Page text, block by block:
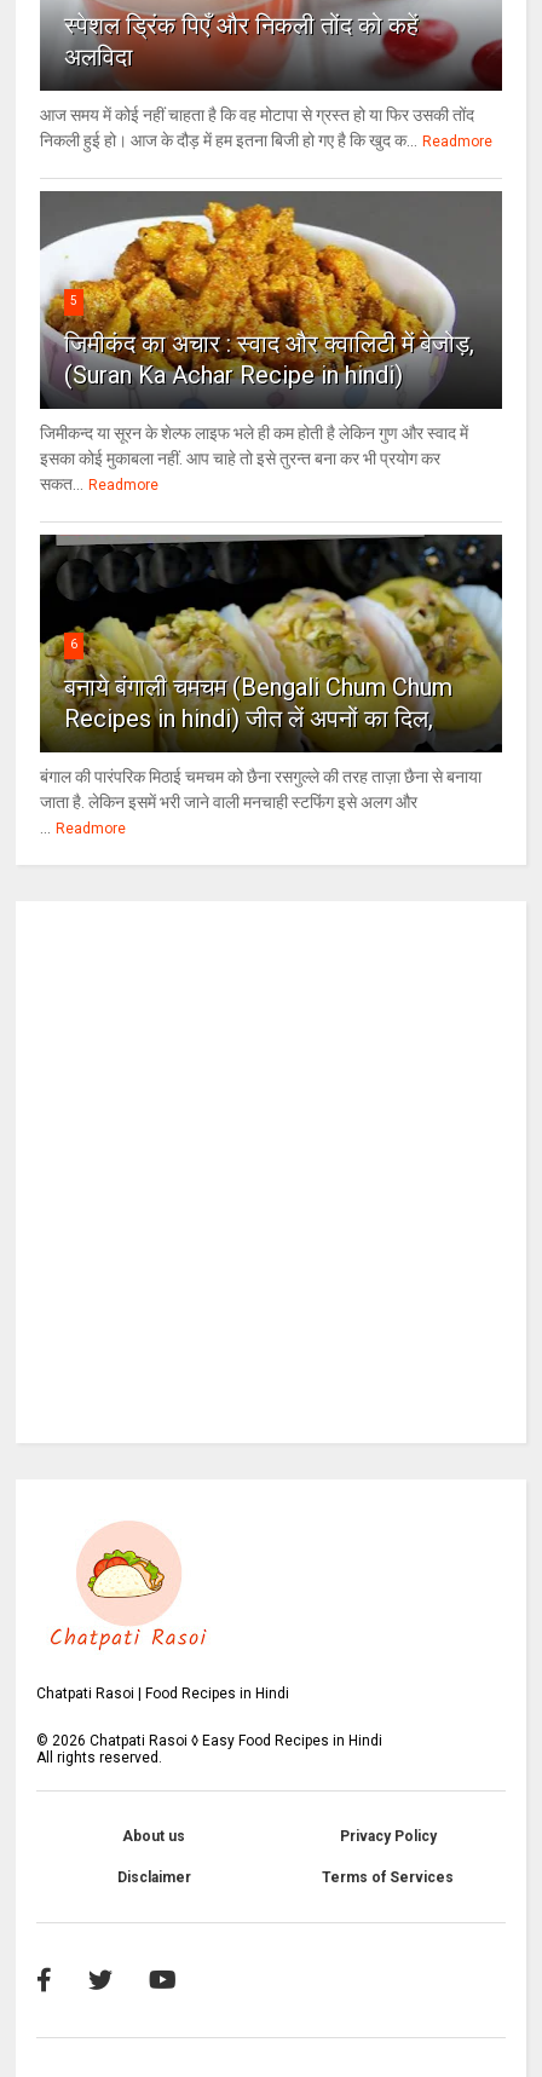
स्पेशल ड्रिंक पिएँ और निकली तोंद को कहें
अलविदा
आज समय में कोई नहीं चाहता है कि वह मोटापा से ग्रस्त हो या फिर उसकी तोंद
निकली हुई हो। आज के दौड़ में हम इतना बिजी हो गए है कि खुद क... Readmore
5
जिमीकंद का अचार : स्वाद और क्वालिटी में बेजोड़,
(Suran Ka Achar Recipe in hindi)
जिमीकन्द या सूरन के शेल्फ लाइफ भले ही कम होती है लेकिन गुण और स्वाद में
इसका कोई मुकाबला नहीं. आप चाहे तो इसे तुरन्त बना कर भी प्रयोग कर
सकत... Readmore
6
बनाये बंगाली चमचम (Bengali Chum Chum
Recipes in hindi) जीत लें अपनों का दिल,
बंगाल की पारंपरिक मिठाई चमचम को छैना रसगुल्ले की तरह ताज़ा छैना से बनाया
जाता है. लेकिन इसमें भरी जाने वाली मनचाही स्टफिंग इसे अलग और
... Readmore
Chatpati Rasoi | Food Recipes in Hindi
©2026 Chatpati Rasoi ◊ Easy Food Recipes in Hindi
All rights reserved.
About us Privacy Policy
Disclaimer Terms of Services